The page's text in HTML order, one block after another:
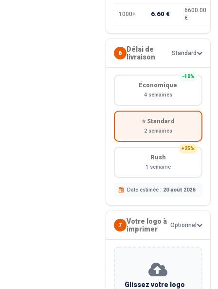
1000+ 6.60 €
6600.00
€
6
Délai de
livraison
Standard
−10%
Économique
4 semaines
⭐ Standard
2 semaines
+25%
Rush
1 semaine
Date estimée : 20 août 2026
7
Votre logo à
imprimer
Optionnel
Glissez votre logo